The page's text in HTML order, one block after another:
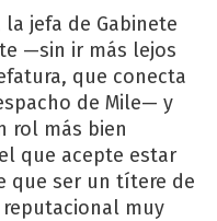
jefa de Gabinete
—sin ir más lejos
que conecta
de Mile— y
rol más bien
que acepte estar
que ser un títere de
muy